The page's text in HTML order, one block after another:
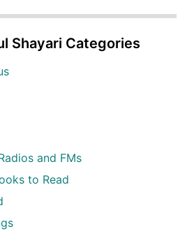
Shayari Categories
and FMs
to Read